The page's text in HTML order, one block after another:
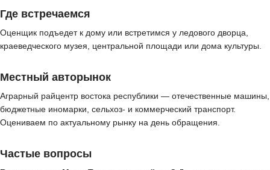
Где встречаемся
Оценщик подъедет к дому или встретимся у ледового дворца,
краеведческого музея, центральной площади или дома культуры.
Местный авторынок
Аграрный райцентр востока республики — отечественные машины,
бюджетные иномарки, сельхоз- и коммерческий транспорт.
Оцениваем по актуальному рынку на день обращения.
Частые вопросы